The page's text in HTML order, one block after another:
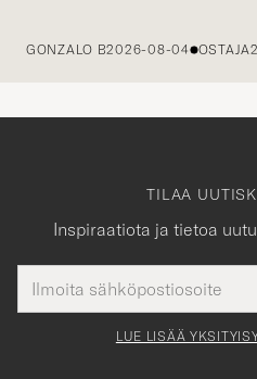
GONZALO B2026-08-04 OSTAJA
TILAA
Inspiraatiota ja tietoa
tieto
Tack
för
LUE LISÄÄ